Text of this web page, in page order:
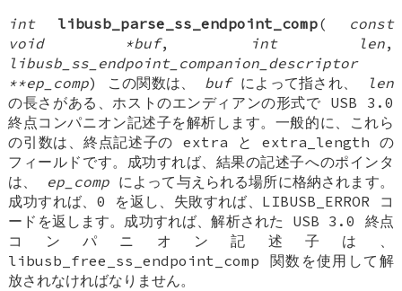
int
libusb_parse_ss_endpoint_comp(
const
void *buf, int len,
libusb_ss_endpoint_companion_descriptor
**ep_comp) この関数は、 bufによって指され、
len
の長さがある、ホストのエンディアンの形式で USB 3.0
終点コンパニオン記述子を解析します。一般的に、これら
の引数は、終点記述子の extra と extra_length の
フィールドです。成功すれば、結果の記述子へのポインタ
は、
ep_compによって与えられる場所に格納されます。
成功すれば、0 を返し、失敗すれば、LIBUSB_ERROR コ
ードを返します。成功すれば、解析された USB 3.0 終点
コンパニオン記述子は、
libusb_free_ss_endpoint_comp 関数を使用して解
放されなければなりません。